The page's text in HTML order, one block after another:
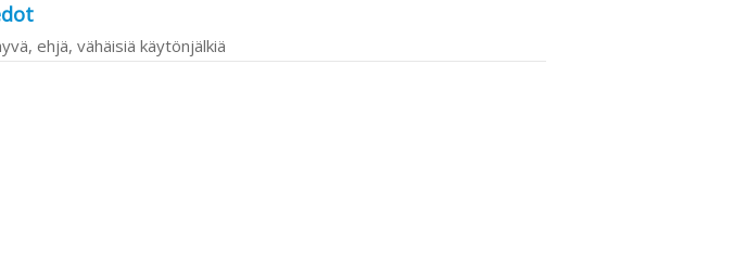
ehjä, vähäisiä käytönjälkiä